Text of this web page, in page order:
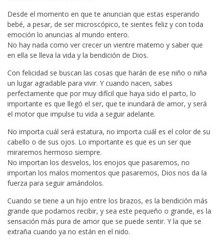
Desde el momento en que te anuncian que estas esperando
bebé, a pesar, de ser microscópico, te sientes feliz y con toda
emoción lo anuncias al mundo entero.
No hay nada como ver crecer un vientre materno y saber que
en ella se lleva la vida y la bendición de Dios.
Con felicidad se buscan las cosas que harán de ese niño o niña
un lugar agradable para vivir. Y cuando nacen, sabes
perfectamente que por muy difícil que haya sido el parto, lo
importante es que llegó el ser, que te inundará de amor, y será
el motor que impulse tu vida a seguir adelante.
No importa cuál será estatura, no importa cuál es el color de su
cabello o de sus ojos. Lo importante es que es un ser que
miraremos hermoso siempre.
No importan los desvelos, los enojos que pasaremos, no
importan los malos momentos que pasaremos, Dios nos da la
fuerza para seguir amándolos.
Cuando se tiene a un hijo entre los brazos, es la bendición más
grande que podamos recibir, y sea este pequeño o grande, es la
sensación más pura de amor que se puede sentir. Y la que se
extraña cuando ya no están en el nido.